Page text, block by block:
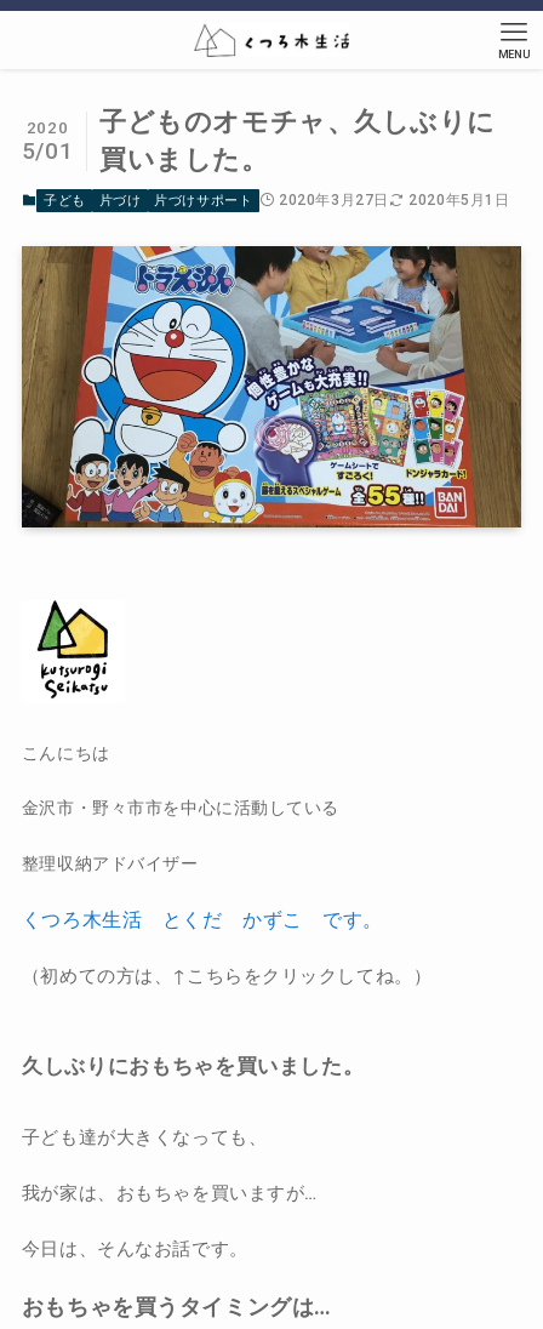
MENU
子どものオモチャ、久しぶりに
買いました。
2020
5/01
子ども 片づけ 片づけサポート 2020年3月27日 2020年5月1日
こんにちは
金沢市・野々市市を中心に活動している
整理収納アドバイザー
くつろ木生活 とくだ かずこ です。
（初めての方は、↑こちらをクリックしてね。）
久しぶりにおもちゃを買いました。
子ども達が大きくなっても、
我が家は、おもちゃを買いますが…
今日は、そんなお話です。
おもちゃを買うタイミングは…